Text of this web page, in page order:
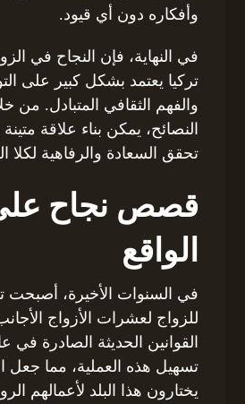
وأفكاره دون أي قيود.
في النهاية، فإن النجاح في
تركيا يعتمد بشكل كبير على
والفهم الثقافي المتبادل. من
النصائح، يمكن بناء علاقة
تحقق السعادة والرفاهية لكلا
قصص نجاح
الواقع
في السنوات الأخيرة، أصبحت
للزواج لعشرات الأزواج
تسهيل هذه العملية، مما جعل
يختارون هذا البلد لأعمالهم